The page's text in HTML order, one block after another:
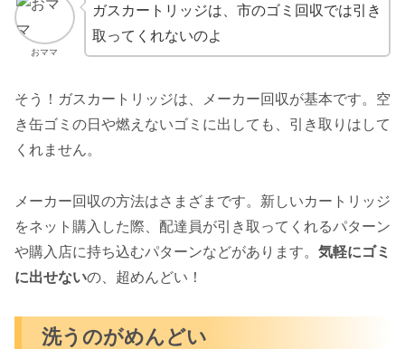
おママ
ガスカートリッジは、市のゴミ回収では引き
取ってくれないのよ
そう！ガスカートリッジは、メーカー回収が基本です。空
き缶ゴミの日や燃えないゴミに出しても、引き取りはして
くれません。
メーカー回収の方法はさまざまです。新しいカートリッジ
をネット購入した際、配達員が引き取ってくれるパターン
や購入店に持ち込むパターンなどがあります。 気軽にゴミ
に出せないの、超めんどい！
洗うのがめんどい